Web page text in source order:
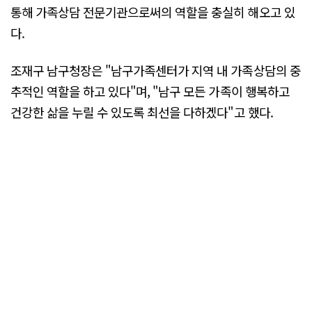
통해 가족상담 전문기관으로써의 역할을 충실히 해오고 있
다.
조재구 남구청장은 "남구가족센터가 지역 내 가족상담의 중
추적인 역할을 하고 있다"며, "남구 모든 가족이 행복하고
건강한 삶을 누릴 수 있도록 최선을 다하겠다"고 했다.